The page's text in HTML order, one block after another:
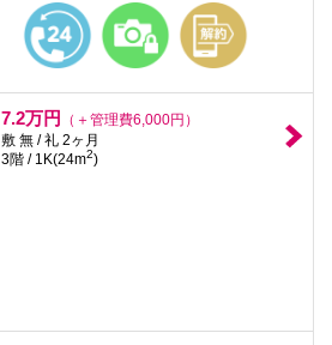
7.2万円
（＋管理費6,000円）
敷 無 / 礼 2ヶ月
3階 / 1K(24m2)